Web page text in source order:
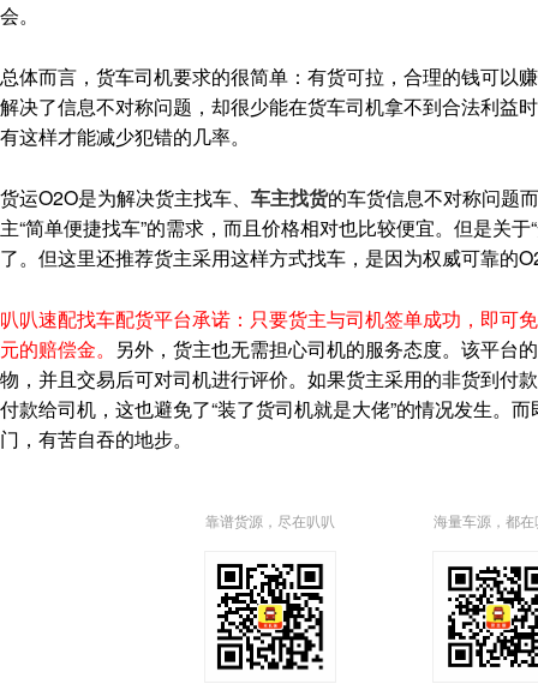
会。
总体而言，货车司机要求的很简单：有货可拉，合理的钱可以
解决了信息不对称问题，却很少能在货车司机拿不到合法利益
有这样才能减少犯错的几率。
货运O2O是为解决货主找车、 车主找货的车货信息不对称问题
主“简单便捷找车”的需求，而且价格相对也比较便宜。但是关
了。但这里还推荐货主采用这样方式找车，是因为权威可靠的
叭叭速配找车配货平台承诺：只要货主与司机签单成功，即可
元的赔偿金。 另外，货主也无需担心司机的服务态度。该平台
物，并且交易后可对司机进行评价。如果货主采用的非货到付
付款给司机，这也避免了“装了货司机就是大佬”的情况发生。
门，有苦自吞的地步。
靠谱货源，尽在叭叭 海量车源，都在